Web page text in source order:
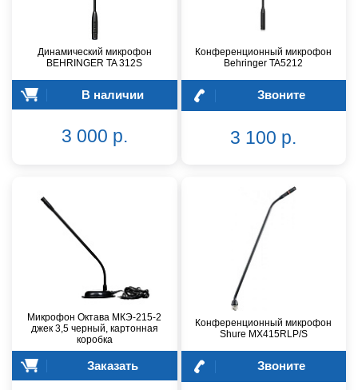
Динамический микрофон
BEHRINGER TA 312S
В наличии
3 000 р.
Конференционный микрофон
Behringer TA5212
Звоните
3 100 р.
Микрофон Октава МКЭ-215-2
джек 3,5 черный, картонная
коробка
Заказать
Конференционный микрофон
Shure MX415RLP/S
Звоните